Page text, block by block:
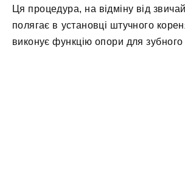
Ця процедура, на відміну від
полягає в установці штучного
виконує функцію опори для зубного